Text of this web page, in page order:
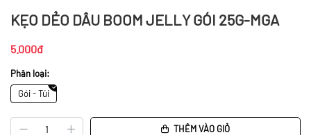
KẸO DẺO DÂU BOOM JELLY GÓI 25G-MGA
5.000đ
Phân loại:
Gói - Túi
THÊM VÀO GIỎ